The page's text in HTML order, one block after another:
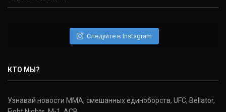
Следуйте в Instagram
КТО МЫ?
Узнавай новости ММА, смешанных единоборств, UFC, Bellator,